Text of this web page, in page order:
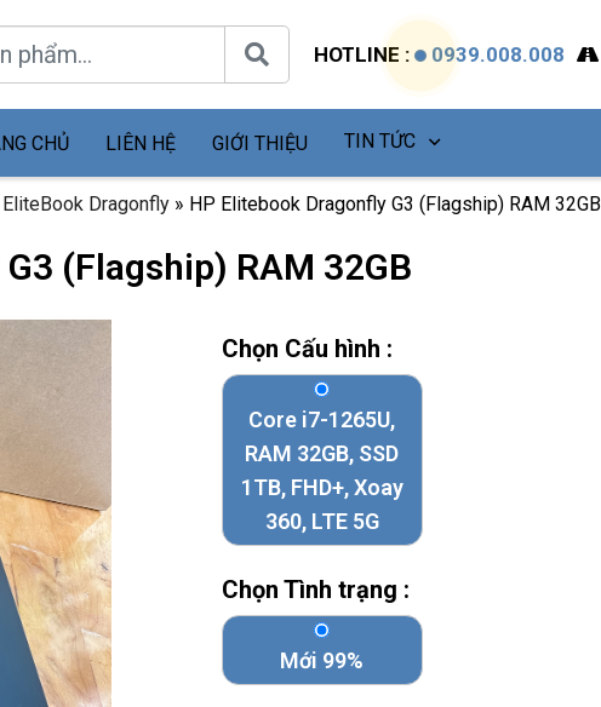
HOTLINE : 0939.008.008
CHỦ LIÊN HỆ GIỚI THIỆU TIN TỨC
Dragonfly » HP Elitebook Dragonfly G3 (Flagship) RAM 32GB
(Flagship) RAM 32GB
Chọn Cấu hình :
Core i7-1265U,
RAM 32GB, SSD
1TB, FHD+, Xoay
360, LTE 5G
Chọn Tình trạng :
Mới 99%